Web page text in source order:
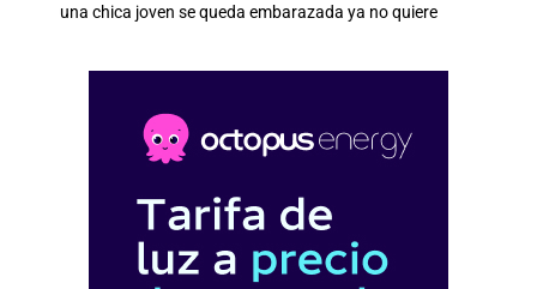
una chica joven se queda embarazada ya no quiere